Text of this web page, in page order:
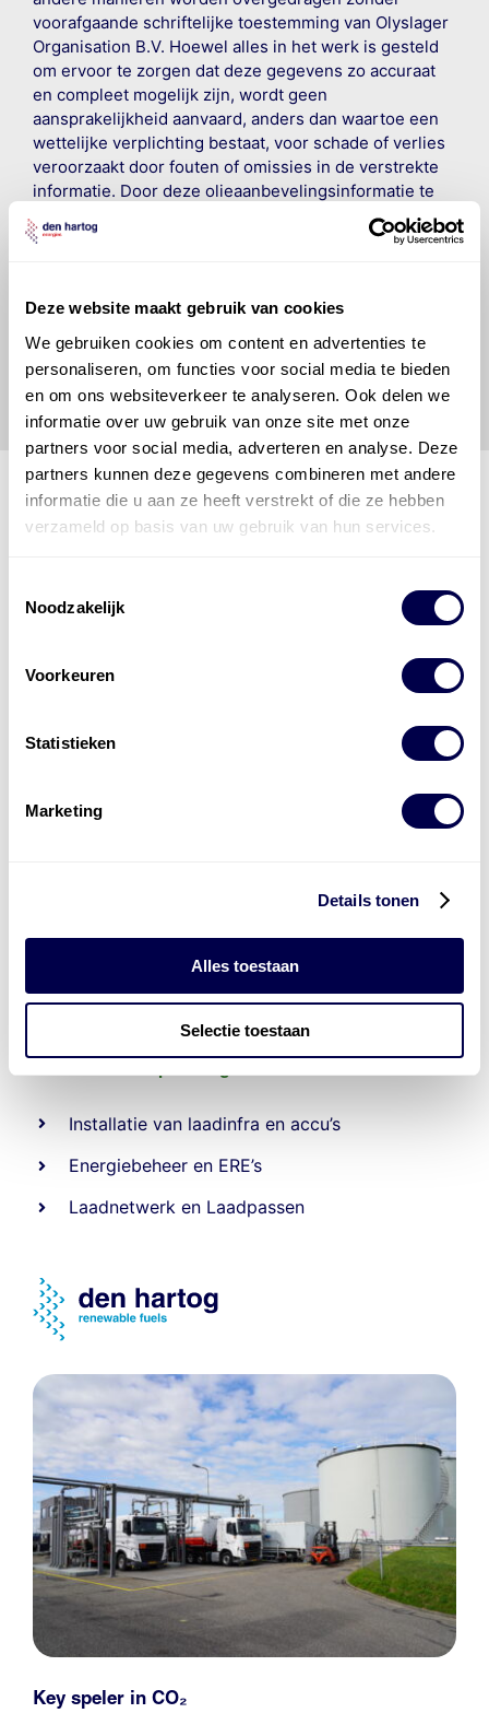
Deze website maakt gebruik van cookies
We gebruiken cookies om content en advertenties te
personaliseren, om functies voor social media te bieden
en om ons websiteverkeer te analyseren. Ook delen we
informatie over uw gebruik van onze site met onze
partners voor social media, adverteren en analyse. Deze
partners kunnen deze gegevens combineren met andere
informatie die u aan ze heeft verstrekt of die ze hebben
verzameld op basis van uw gebruik van hun services.
Noodzakelijk
Voorkeuren
Statistieken
Marketing
Details tonen
Alles toestaan
Selectie toestaan
voorafgaande schriftelijke toestemming van Olyslager
Organisation B.V. Hoewel alles in het werk is gesteld
om ervoor te zorgen dat deze gegevens zo accuraat
en compleet mogelijk zijn, wordt geen
aansprakelijkheid aanvaard, anders dan waartoe een
wettelijke verplichting bestaat, voor schade of verlies
veroorzaakt door fouten of omissies in de verstrekte
informatie. Door deze olieaanbevelingsinformatie te
raadplegen en te gebruiken erkent de gebruiker dat
hij/zij de ervaring, de kennis en het vermogen heeft
vrijwaart en indemniseert de uitgever en
Energiesvoor enig verlies, letsel, claim en schade
veroorzaakt door een onjuiste interpretatie of een
onjuist gebruik van de gepubliceerde gegevens.
Installatie van laadinfra en accu’s
Energiebeheer en ERE’s
Laadnetwerk en Laadpassen
Key speler in CO₂